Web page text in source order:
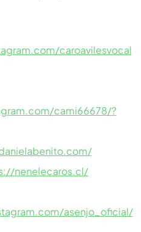
caroavilesvocal
cami66678/?
nenelecaros.cl/
asenjo_oficial/